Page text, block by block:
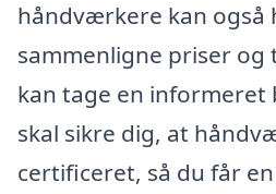
håndværkere kan også
sammenligne priser og
kan tage en informeret
skal sikre dig, at
certificeret, så du får en